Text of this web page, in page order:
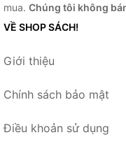
mua. Chúng tôi không
VỀ SHOP SÁCH!
Giới thiệu
Chính sách bảo mật
Điều khoản sử dụng